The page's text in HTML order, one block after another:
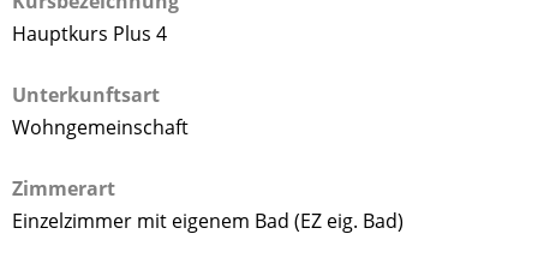
Hauptkurs Plus 4
Unterkunftsart
Wohngemeinschaft
Zimmerart
Einzelzimmer mit eigenem Bad (EZ eig. Bad)